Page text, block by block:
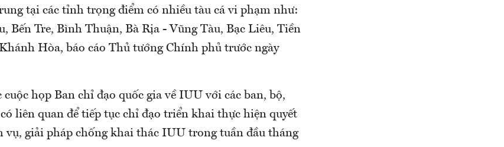
tại các tỉnh trọng điểm có nhiều tàu cá vi phạm như:
Bến Tre, Bình Thuận, Bà Rịa - Vũng Tàu, Bạc Liêu, Tiền
Hòa, báo cáo Thủ tướng Chính phủ trước ngày
họp Ban chỉ đạo quốc gia về IUU với các ban, bộ,
liên quan để tiếp tục chỉ đạo triển khai thực hiện quyết
vụ, giải pháp chống khai thác IUU trong tuần đầu tháng